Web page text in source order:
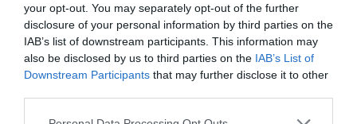
your opt-out. You may separately opt-out of the further
disclosure of your personal information by third parties on the
IAB’s list of downstream participants. This information may
also be disclosed by us to third parties on the IAB’s List of
Downstream Participants that may further disclose it to other
χρόνια σχέσης.